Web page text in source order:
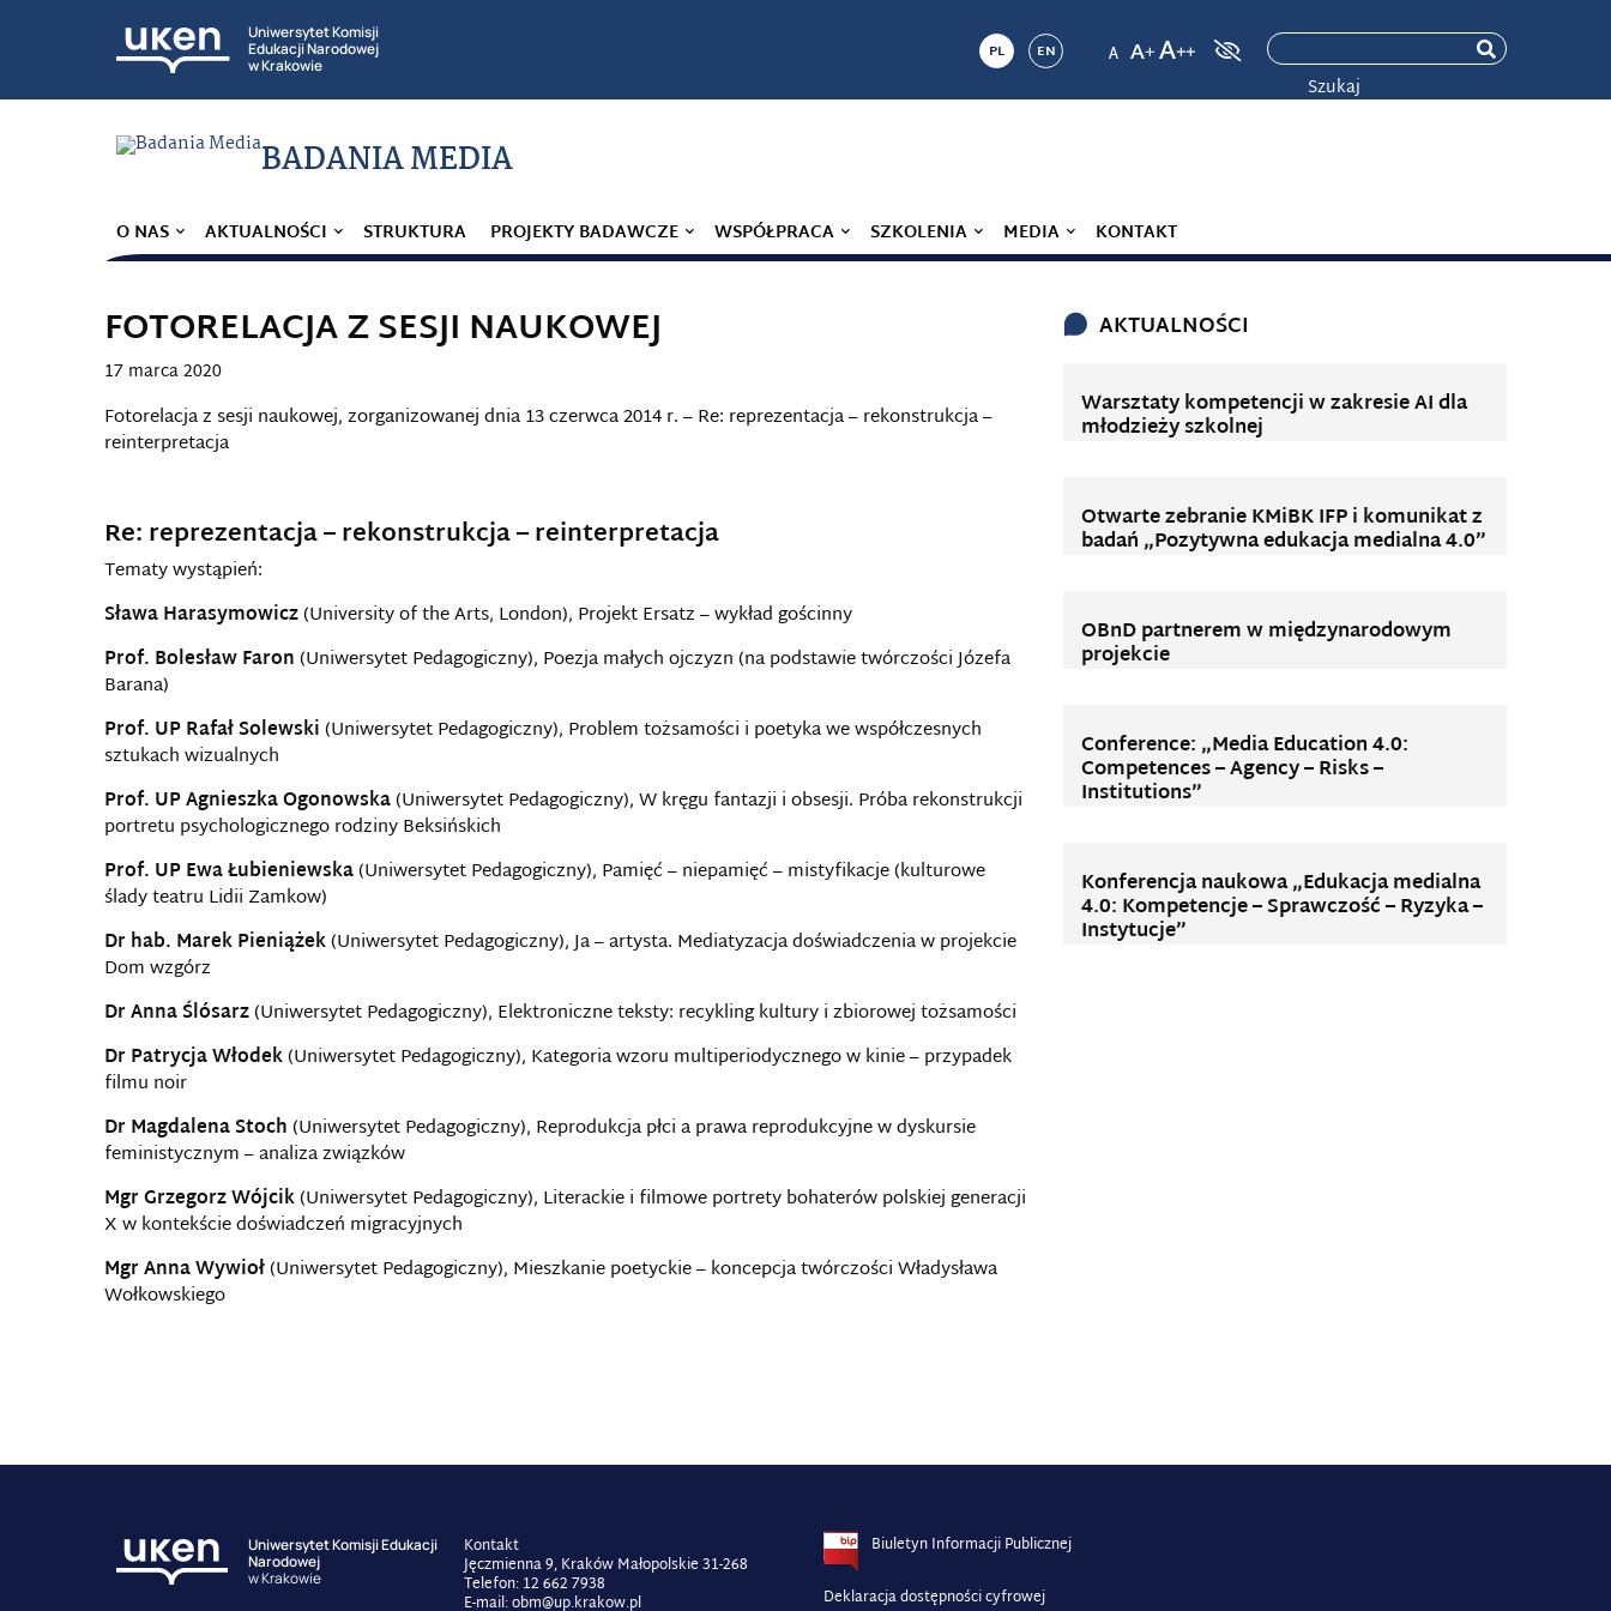
Uniwersytet Komisji
Edukacji Narodowej
w Krakowie
PL EN
Szukaj
BADANIA MEDIA
O NAS AKTUALNOŚCI STRUKTURA PROJEKTY BADAWCZE WSPÓŁPRACA SZKOLENIA MEDIA KONTAKT
FOTORELACJA Z SESJI NAUKOWEJ
17 marca 2020
Fotorelacja z sesji naukowej, zorganizowanej dnia 13 czerwca 2014 r. – Re: reprezentacja – rekonstrukcja –
reinterpretacja
Re: reprezentacja – rekonstrukcja – reinterpretacja
Tematy wystąpień:
Sława Harasymowicz(University of the Arts, London), Projekt Ersatz – wykład gościnny
Prof. Bolesław Faron(Uniwersytet Pedagogiczny), Poezja małych ojczyzn (na podstawie twórczości Józefa
Barana)
Prof. UP Rafał Solewski(Uniwersytet Pedagogiczny), Problem tożsamości i poetyka we współczesnych
sztukach wizualnych
Prof. UP Agnieszka Ogonowska(Uniwersytet Pedagogiczny), W kręgu fantazji i obsesji. Próba rekonstrukcji
portretu psychologicznego rodziny Beksińskich
Prof. UP Ewa Łubieniewska(Uniwersytet Pedagogiczny), Pamięć – niepamięć – mistyfikacje (kulturowe
ślady teatru Lidii Zamkow)
Dr hab. Marek Pieniążek(Uniwersytet Pedagogiczny), Ja – artysta. Mediatyzacja doświadczenia w projekcie
Dom wzgórz
Dr Anna Ślósarz(Uniwersytet Pedagogiczny), Elektroniczne teksty: recykling kultury i zbiorowej tożsamości
Dr Patrycja Włodek(Uniwersytet Pedagogiczny), Kategoria wzoru multiperiodycznego w kinie – przypadek
filmu noir
Dr Magdalena Stoch(Uniwersytet Pedagogiczny), Reprodukcja płci a prawa reprodukcyjne w dyskursie
feministycznym – analiza związków
Mgr Grzegorz Wójcik(Uniwersytet Pedagogiczny), Literackie i filmowe portrety bohaterów polskiej generacji
X w kontekście doświadczeń migracyjnych
Mgr Anna Wywioł(Uniwersytet Pedagogiczny), Mieszkanie poetyckie – koncepcja twórczości Władysława
Wołkowskiego
AKTUALNOŚCI
Warsztaty kompetencji w zakresie AI dla
młodzieży szkolnej
Otwarte zebranie KMiBK IFP i komunikat z
badań „Pozytywna edukacja medialna 4.0”
OBnD partnerem w międzynarodowym
projekcie
Conference: „Media Education 4.0:
Competences – Agency – Risks –
Institutions”
Konferencja naukowa „Edukacja medialna
4.0: Kompetencje – Sprawczość – Ryzyka –
Instytucje”
Uniwersytet Komisji Edukacji
Narodowej
w Krakowie
Kontakt
Jęczmienna 9, Kraków Małopolskie 31-268
Telefon: 12 662 7938
E-mail: obm@up.krakow.pl
Biuletyn Informacji Publicznej
Deklaracja dostępności cyfrowej